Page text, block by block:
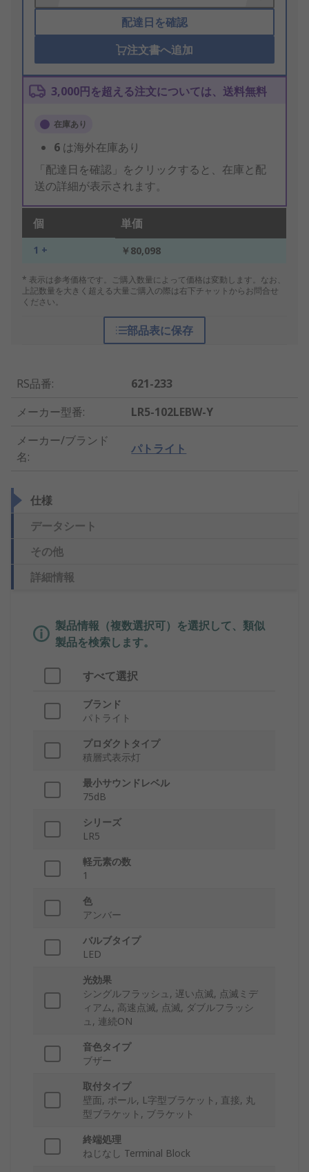
配達日を確認
注文書へ追加
3,000円を超える注文については、送料無料
在庫あり
6 は海外在庫あり
「配達日を確認」をクリックすると、在庫と配
送の詳細が表示されます。
個 単価
1 + ￥80,098
* 表示は参考価格です。ご購入数量によって価格は変動します。なお、
上記数量を大きく超える大量ご購入の際は右下チャットからお問合せ
ください。
部品表に保存
RS品番:
621-233
メーカー型番:
LR5-102LEBW-Y
メーカー/ブランド
名:
パトライト
仕様
データシート
その他
詳細情報
製品情報（複数選択可）を選択して、類似
製品を検索します。
すべて選択
ブランド
パトライト
プロダクトタイプ
積層式表示灯
最小サウンドレベル
75dB
シリーズ
LR5
軽元素の数
1
色
アンバー
バルブタイプ
LED
光効果
シングルフラッシュ, 遅い点滅, 点滅ミデ
ィアム, 高速点滅, 点滅, ダブルフラッシ
ュ, 連続ON
音色タイプ
ブザー
取付タイプ
壁面, ポール, L字型ブラケット, 直接, 丸
型ブラケット, ブラケット
終端処理
ねじなし Terminal Block